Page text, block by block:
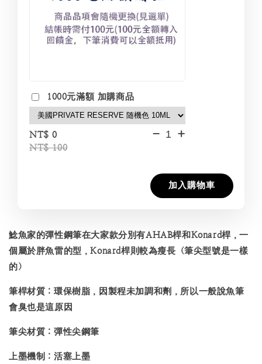
1000元滿額 加購商品
NT$ 0
NT$ 100
- +
加入購物車
鯰魚家的彈性鋼筆在大家款分別有AHAB桿和Konard桿，一
個屬於胖魚雷的型，Konard桿則較為瘦長（筆尖型號是一樣
的）
筆桿材質：環保樹脂，因製程未加調和劑，所以一般說魚筆
會臭也是這原因
筆尖材質：彈性尖鋼筆
上墨機制：活塞上墨